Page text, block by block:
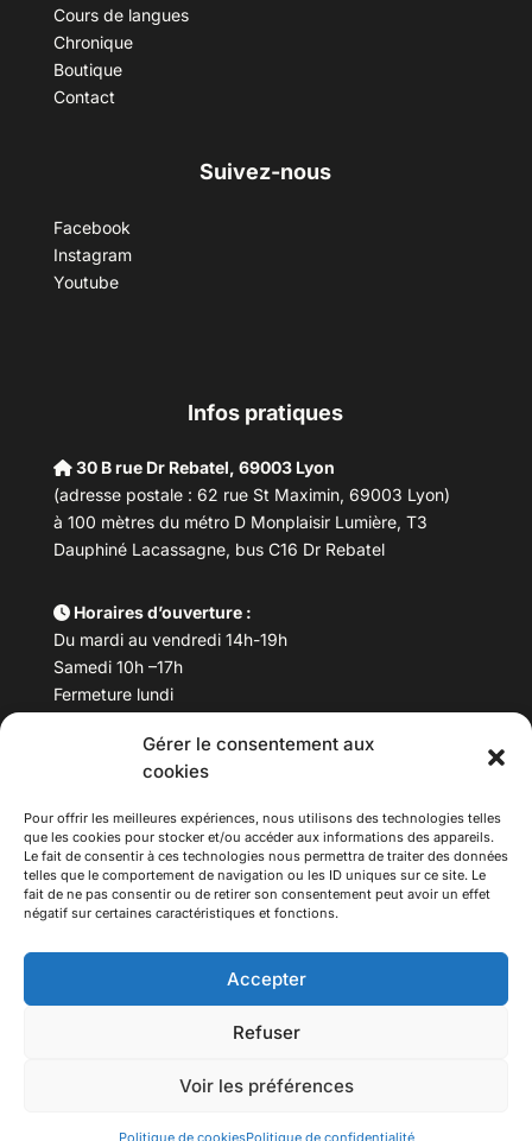
Gérer le consentement aux
cookies
Pour offrir les meilleures expériences, nous utilisons des technologies telles
que les cookies pour stocker et/ou accéder aux informations des appareils.
Le fait de consentir à ces technologies nous permettra de traiter des données
telles que le comportement de navigation ou les ID uniques sur ce site. Le
fait de ne pas consentir ou de retirer son consentement peut avoir un effet
négatif sur certaines caractéristiques et fonctions.
Accepter
Refuser
Voir les préférences
Politique de cookiesPolitique de confidentialité
Cours de langues
Chronique
Boutique
Contact
Suivez-nous
Facebook
Instagram
Youtube
Infos pratiques
30 B rue Dr Rebatel, 69003 Lyon
(adresse postale : 62 rue St Maximin, 69003 Lyon)
à 100 mètres du métro D Monplaisir Lumière, T3
Dauphiné Lacassagne, bus C16 Dr Rebatel
Horaires d’ouverture :
Du mardi au vendredi 14h-19h
Samedi 10h –17h
Fermeture lundi
Téléphone : 04 78 53 06 40
maisondesculturesasiatiques@asiexpo.com
Tous droits réservés.